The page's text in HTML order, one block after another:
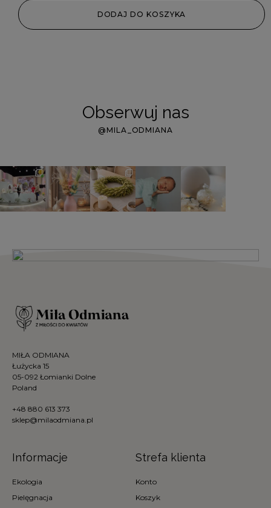
DODAJ DO KOSZYKA
Obserwuj nas
@MILA_ODMIANA
MIŁA ODMIANA
Łużycka 15
05-092 Łomianki Dolne
Poland
+48 880 613 373
sklep@milaodmiana.pl
Informacje
Ekologia
Pielęgnacja
Strefa klienta
Konto
Koszyk